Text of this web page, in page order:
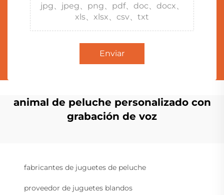
jpg、jpeg、png、pdf、doc、docx、
xls、xlsx、csv、txt
Enviar
animal de peluche personalizado con
grabación de voz
fabricantes de juguetes de peluche
proveedor de juguetes blandos